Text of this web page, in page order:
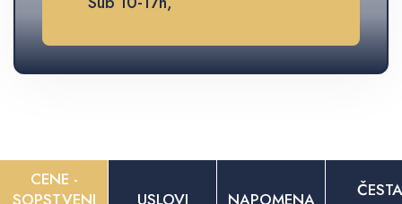
CENE -
SOPSTVENI
USLOVI NAPOMENA
ČESTA